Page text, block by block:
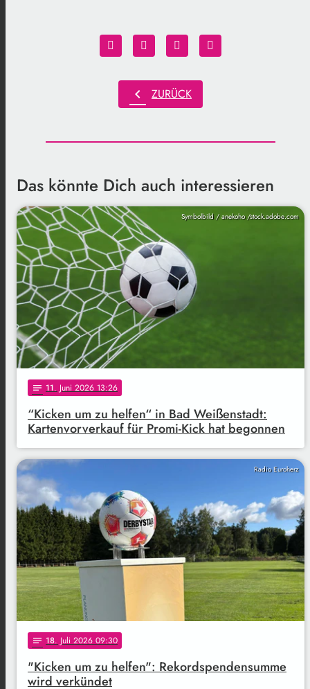
chevron_left ZURÜCK
Das könnte Dich auch interessieren
Symbolbild / anekoho /stock.adobe.com
notes 11. Juni 2026 13:26
“Kicken um zu helfen“ in Bad Weißenstadt:
Kartenvorverkauf für Promi-Kick hat begonnen
Radio Euroherz
notes 18. Juli 2026 09:30
"Kicken um zu helfen": Rekordspendensumme
wird verkündet